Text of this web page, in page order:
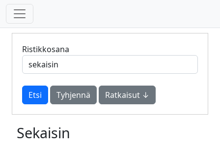
Ristikkosana
Tyhjennä Ratkaisut ↓
Sekaisin